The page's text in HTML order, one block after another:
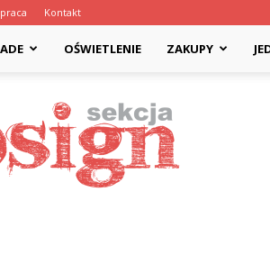
Kontakt
OŚWIETLENIE ZAKUPY